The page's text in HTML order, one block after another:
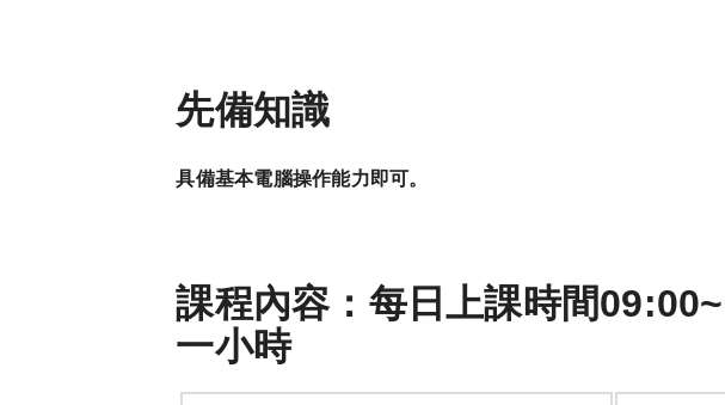
先備知識
具備基本電腦操作能力即可。
課程內容：每日上課時間
一小時